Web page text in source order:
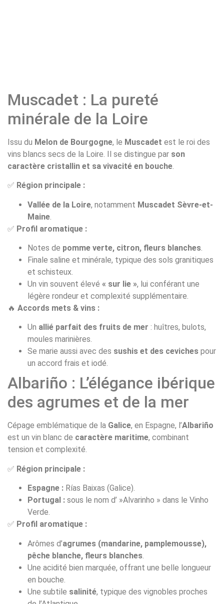
Muscadet : La pureté
minérale de la Loire
Issu du Melon de Bourgogne, le Muscadet est le roi des
vins blancs secs de la Loire. Il se distingue par son
caractère cristallin et sa vivacité en bouche.
✅ Région principale :
Vallée de la Loire, notamment Muscadet Sèvre-et-
Maine
✅ Profil aromatique :
Notes de pomme verte, citron, fleurs blanches.
Finale saline et minérale, typique des sols granitiques
et schisteux.
Un vin souvent élevé « sur lie », lui conférant une
légère rondeur et complexité supplémentaire.
🔥 Accords mets & vins :
Un allié parfait des fruits de mer : huîtres, bulots,
moules marinières.
Se marie aussi avec des sushis et des ceviches pour
un accord frais et iodé.
Albariño : L’élégance ibérique
des agrumes et de la mer
Cépage emblématique de la Galice, en Espagne, l’Albariño
est un vin blanc de caractère maritime, combinant
tension et complexité.
✅ Région principale :
Espagne : Rías Baixas (Galice).
Portugal : sous le nom d’ »Alvarinho » dans le Vinho
Verde.
✅ Profil aromatique :
Arômes d’agrumes (mandarine, pamplemousse),
pêche blanche, fleurs blanches
Une acidité bien marquée, offrant une belle longueur
en bouche.
Une subtile salinité, typique des vignobles proches